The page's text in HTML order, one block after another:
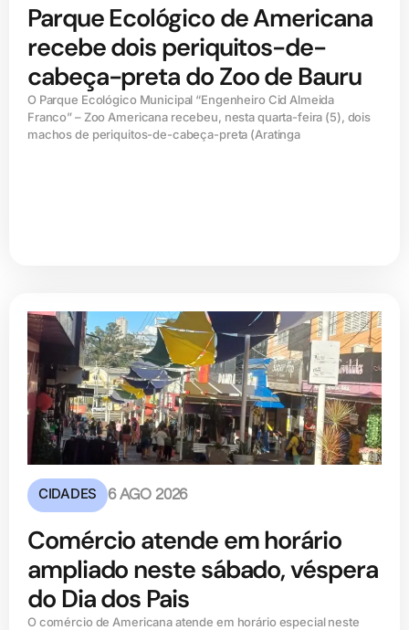
Parque Ecológico de Americana
recebe dois periquitos-de-
cabeça-preta do Zoo de Bauru
O Parque Ecológico Municipal “Engenheiro Cid Almeida
Franco” – Zoo Americana recebeu, nesta quarta-feira (5), dois
machos de periquitos-de-cabeça-preta (Aratinga
CIDADES 6 AGO 2026
Comércio atende em horário
ampliado neste sábado, véspera
do Dia dos Pais
O comércio de Americana atende em horário especial neste